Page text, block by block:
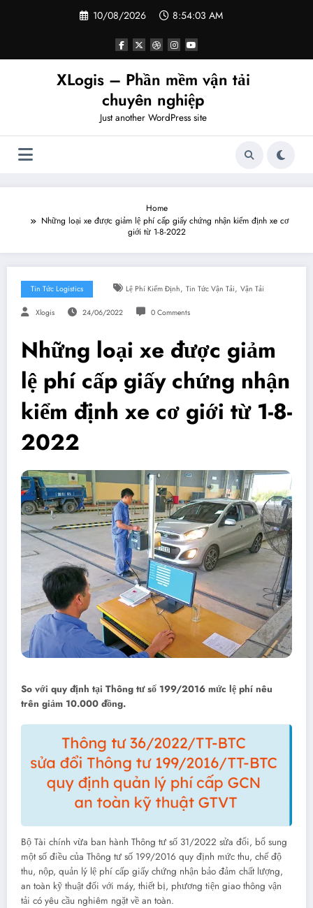
10/08/2026 8:54:04 AM
XLogis – Phần mềm vận tải
chuyên nghiệp
Just another WordPress site
Home
Những loại xe được giảm lệ phí cấp giấy chứng nhận kiểm định xe cơ
giới từ 1-8-2022
Tin Tức Logistics Lệ Phí Kiểm Định, Tin Tức Vận Tải, Vận Tải
Xlogis 24/06/2022 0 Comments
Những loại xe được giảm
lệ phí cấp giấy chứng nhận
kiểm định xe cơ giới từ 1-8-
2022
So với quy định tại Thông tư số 199/2016 mức lệ phí nêu
trên giảm 10.000 đồng.
Bộ Tài chính vừa ban hành Thông tư số 31/2022 sửa đổi, bổ sung
một số điều của Thông tư số 199/2016 quy định mức thu, chế độ
thu, nộp, quản lý lệ phí cấp giấy chứng nhận bảo đảm chất lượng,
an toàn kỹ thuật đối với máy, thiết bị, phương tiện giao thông vận
tải có yêu cầu nghiêm ngặt về an toàn.